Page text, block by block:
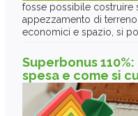
fosse possibile costruire
appezzamento di
economici e spazio, si
Superbonus
spesa e come si